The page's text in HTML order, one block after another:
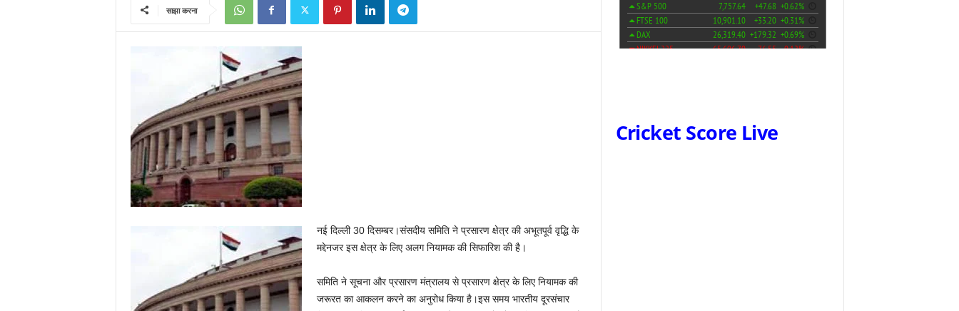
साझा करना
नई दिल्ली 30 दिसम्बर।संसदीय समिति ने प्रसारण क्षेत्र की अभूतपूर्व वृद्धि के
मद्देनजर इस क्षेत्र के लिए अलग नियामक की सिफारिश की है।
समिति ने सूचना और प्रसारण मंत्रालय से प्रसारण क्षेत्र के लिए नियामक की
जरूरत का आकलन करने का अनुरोध किया है।इस समय भारतीय दूरसंचार
Cricket Score Live